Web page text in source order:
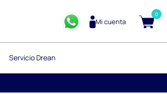
Mi cuenta
0
Servicio Drean